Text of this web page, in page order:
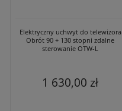
Elektryczny uchwyt do telewizora
Obrót 90 + 130 stopni zdalne
sterowanie OTW-L
1 630,00 zł